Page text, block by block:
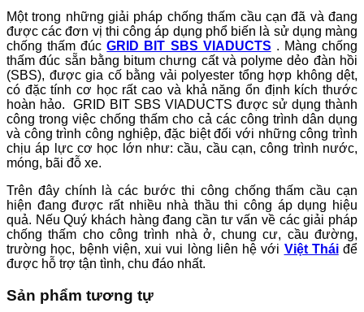
Một trong những giải pháp chống thấm cầu cạn đã và đang
được các đơn vị thi công áp dụng phổ biến là sử dụng màng
chống thấm đúcGRID BIT SBS VIADUCTS . Màng chống
thấm đúc sẵn bằng bitum chưng cất và polyme dẻo đàn hồi
(SBS), được gia cố bằng vải polyester tổng hợp không dệt,
có đặc tính cơ học rất cao và khả năng ổn định kích thước
hoàn hảo. GRID BIT SBS VIADUCTS được sử dụng thành
công trong việc chống thấm cho cả các công trình dân dụng
và công trình công nghiệp, đặc biệt đối với những công trình
chịu áp lực cơ học lớn như: cầu, cầu cạn, công trình nước,
móng, bãi đỗ xe.
Trên đây chính là các bước thi công chống thấm cầu cạn
hiện đang được rất nhiều nhà thầu thi công áp dụng hiệu
quả. Nếu Quý khách hàng đang cần tư vấn về các giải pháp
chống thấm cho công trình nhà ở, chung cư, cầu đường,
trường học, bệnh viện, xui vui lòng liên hệ với Việt Tháiđể
được hỗ trợ tận tình, chu đáo nhất.
Sản phẩm tương tự